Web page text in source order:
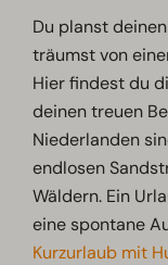
Du planst
träumst von
Hier findest du
deinen treuen
Niederlanden
endlosen
Wäldern. Ein
eine spontane
Kurzurlaub mit